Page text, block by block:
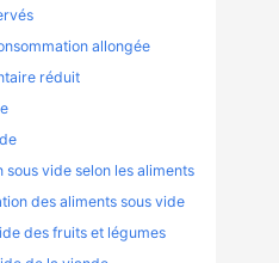
allongée
réduit
vide selon les aliments
des aliments sous vide
des fruits et légumes